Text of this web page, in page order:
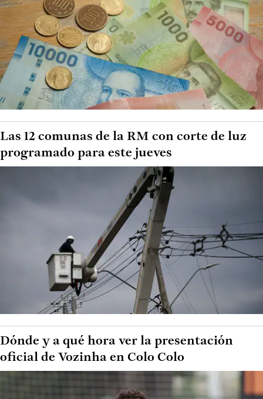
Las 12 comunas de la RM con corte de luz
programado para este jueves
Dónde y a qué hora ver la presentación
oficial de Vozinha en Colo Colo